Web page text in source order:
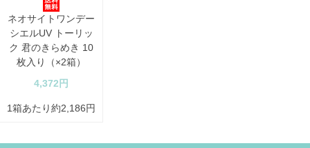
ネオサイトワンデー
シエルUV トーリッ
ク 君のきらめき 10
枚入り（×2箱）
4,372円
1箱あたり約2,186円